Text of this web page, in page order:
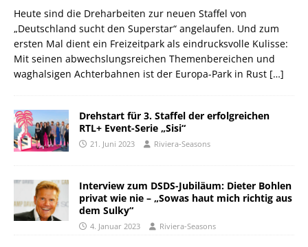
Heute sind die Dreharbeiten zur neuen Staffel von
„Deutschland sucht den Superstar“ angelaufen. Und zum
ersten Mal dient ein Freizeitpark als eindrucksvolle Kulisse:
Mit seinen abwechslungsreichen Themenbereichen und
waghalsigen Achterbahnen ist der Europa-Park in Rust […]
Drehstart für 3. Staffel der erfolgreichen
RTL+ Event-Serie „Sisi“
21. Juni 2023 Riviera-Seasons
Interview zum DSDS-Jubiläum: Dieter Bohlen
privat wie nie – „Sowas haut mich richtig aus
dem Sulky“
4. Januar 2023 Riviera-Seasons